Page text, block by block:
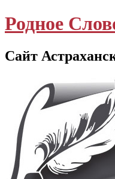
Родное
Сайт